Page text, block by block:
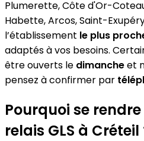
Plumerette, Côte d'Or-
Habette, Arcos, Saint-
l’établissement le plus
adaptés à vos besoins.
être ouverts le dimancheet
pensez à confirmer par
Pourquoi se
relais GLS à Créteil